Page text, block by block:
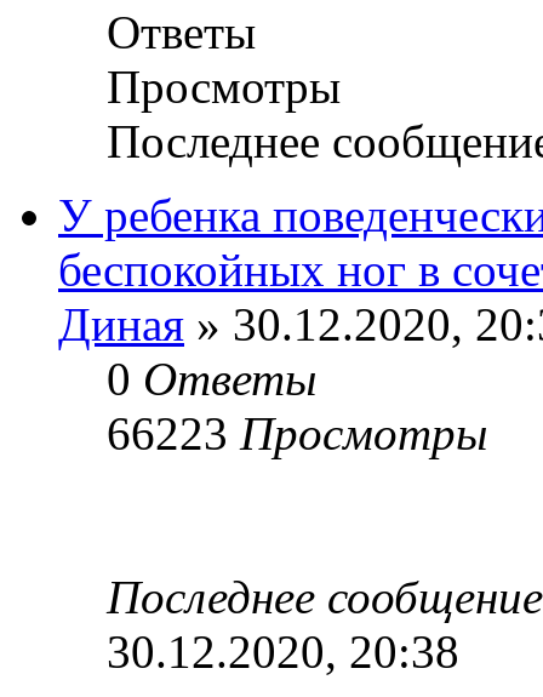
Ответы
Просмотры
Последнее
У ребенка
беспокойных ног в
Диная » 30.12.2020,
0 Ответы
66223 Просмотры
Последнее
30.12.2020, 20:38